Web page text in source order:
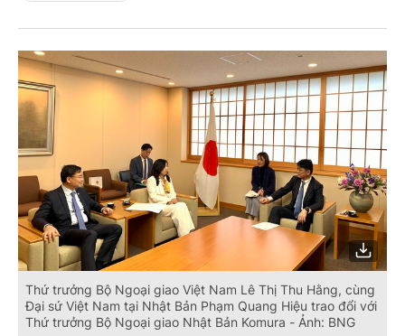
Thứ trưởng Bộ Ngoại giao Việt Nam Lê Thị Thu Hằng, cùng
Đại sứ Việt Nam tại Nhật Bản Phạm Quang Hiệu trao đổi với
Thứ trưởng Bộ Ngoại giao Nhật Bản Komura - Ảnh: BNG